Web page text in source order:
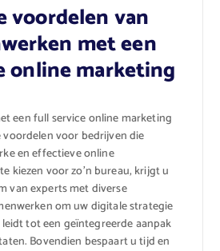
voordelen van
met een
online marketing
een full service online marketing
voor bedrijven die
en effectieve online
kiezen voor zo’n bureau, krijgt u
van experts met diverse
om uw digitale strategie
tot een geïntegreerde aanpak
Bovendien bespaart u tijd en